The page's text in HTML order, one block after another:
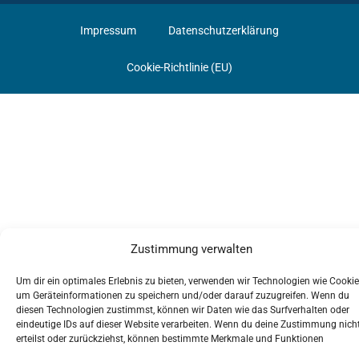
Zustimmung verwalten
Um dir ein optimales Erlebnis zu bieten, verwenden wir Technologien wie
um Geräteinformationen zu speichern und/oder darauf zuzugreifen. Wenn du
diesen Technologien zustimmst, können wir Daten wie das Surfverhalten oder
eindeutige IDs auf dieser Website verarbeiten. Wenn du deine Zustimmung
erteilst oder zurückziehst, können bestimmte Merkmale und Funktionen
Impressum Datenschutzerklärung
Cookie-Richtlinie (EU)